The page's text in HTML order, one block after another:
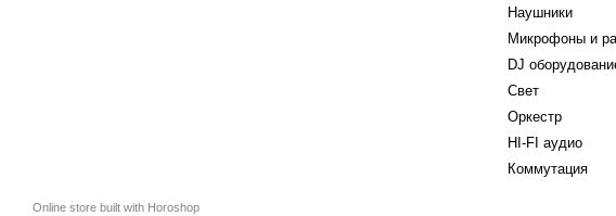
Online store built with Horoshop
Наушники
Микрофоны и
DJ
Свет
Оркестр
HI-FI аудио
Коммутация